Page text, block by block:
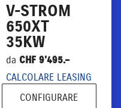
V-STROM
650XT
35KW
da CHF 9'495.–
CALCOLARE LEASING
CONFIGURARE